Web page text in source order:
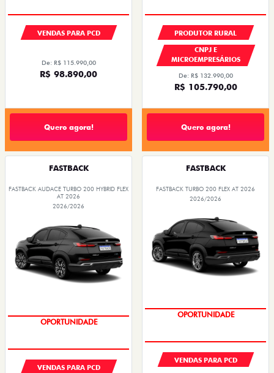
VENDAS PARA PCD
De: R$ 115.990,00
R$ 98.890,00
Quero agora!
PRODUTOR RURAL
CNPJ E
MICROEMPRESÁRIOS
De: R$ 132.990,00
R$ 105.790,00
Quero agora!
FASTBACK
FASTBACK AUDACE TURBO 200 HYBRID FLEX
AT 2026
2026/2026
OPORTUNIDADE
VENDAS PARA PCD
FASTBACK
FASTBACK TURBO 200 FLEX AT 2026
2026/2026
OPORTUNIDADE
VENDAS PARA PCD